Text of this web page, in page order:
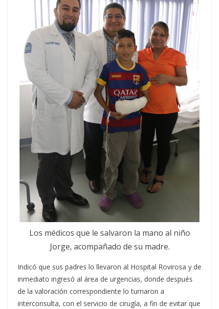
Los médicos que le salvaron la mano al niño
Jorge, acompañado de su madre.
Indicó que sus padres lo llevaron al Hospital Rovirosa y de
inmediato ingresó al área de urgencias, donde después
de la valoración correspondiente lo turnaron a
interconsulta, con el servicio de cirugía, a fin de evitar que